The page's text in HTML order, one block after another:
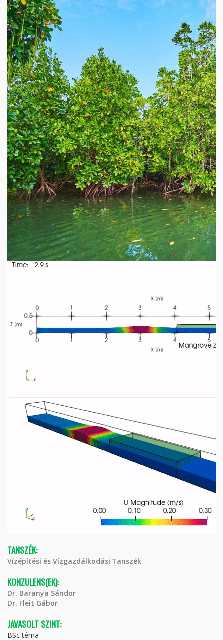
TANSZÉK:
Vízépítési és Vízgazdálkodási Tanszék
KONZULENS(EK):
Dr. Baranya Sándor
Dr. Fleit Gábor
JAVASOLT SZINT:
BSc téma